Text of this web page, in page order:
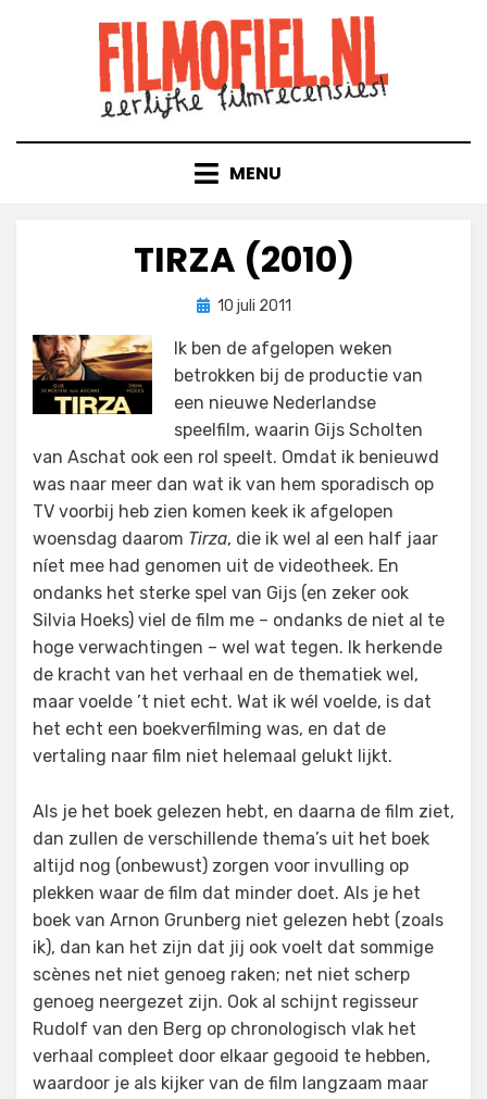
MENU
TIRZA (2010)
door Filmofiel.nl
Geplaatst
10 juli 2011
Ik ben de afgelopen weken
betrokken bij de productie van
een nieuwe Nederlandse
speelfilm, waarin Gijs Scholten
van Aschat ook een rol speelt. Omdat ik benieuwd
was naar meer dan wat ik van hem sporadisch op
TV voorbij heb zien komen keek ik afgelopen
woensdag daarom Tirza, die ik wel al een half jaar
níet mee had genomen uit de videotheek. En
ondanks het sterke spel van Gijs (en zeker ook
Silvia Hoeks) viel de film me – ondanks de niet al te
hoge verwachtingen – wel wat tegen. Ik herkende
de kracht van het verhaal en de thematiek wel,
maar voelde ’t niet echt. Wat ik wél voelde, is dat
het echt een boekverfilming was, en dat de
vertaling naar film niet helemaal gelukt lijkt.
Als je het boek gelezen hebt, en daarna de film ziet,
dan zullen de verschillende thema’s uit het boek
altijd nog (onbewust) zorgen voor invulling op
plekken waar de film dat minder doet. Als je het
boek van Arnon Grunberg niet gelezen hebt (zoals
ik), dan kan het zijn dat jij ook voelt dat sommige
scènes net niet genoeg raken; net niet scherp
genoeg neergezet zijn. Ook al schijnt regisseur
Rudolf van den Berg op chronologisch vlak het
verhaal compleet door elkaar gegooid te hebben,
waardoor je als kijker van de film langzaam maar